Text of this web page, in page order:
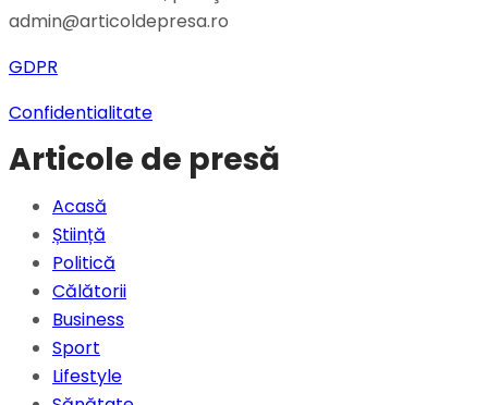
admin@articoldepresa.ro
GDPR
Confidentialitate
Articole de presă
Acasă
Știință
Politică
Călătorii
Business
Sport
Lifestyle